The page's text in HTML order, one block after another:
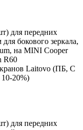
для передних
бокового зеркала,
на MINI Cooper
R60
Laitovo (ПБ, С
10-20%)
для передних